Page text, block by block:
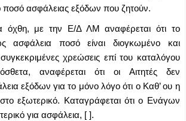
ποσό ασφάλειας εξόδων που ζητούν.
όχθη, με την Ε/Δ ΛΜ αναφέρεται ότι το
ασφάλεια ποσό είναι διογκωμένο και
χρεώσεις επί του καταλόγου
αναφέρεται ότι οι Αιτητές δεν
εξόδων για το μόνο λόγο ότι ο Καθ’ ου η
στο εξωτερικό. Καταγράφεται ότι ο Ενάγων
για ασφάλεια, [ ].